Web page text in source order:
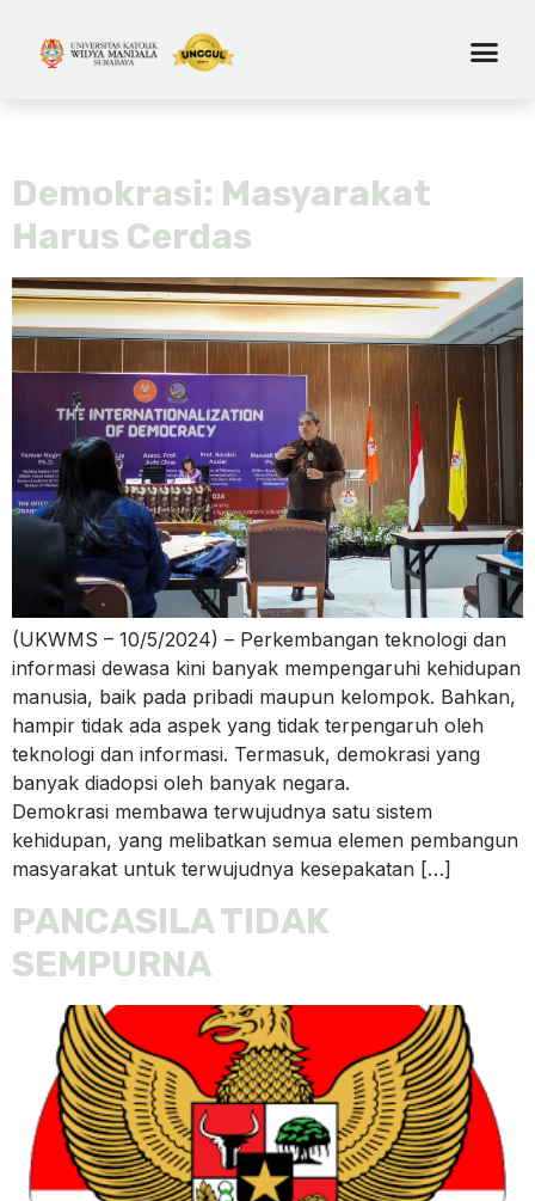
Demokrasi: Masyarakat
Harus Cerdas
(UKWMS – 10/5/2024) – Perkembangan teknologi dan
informasi dewasa kini banyak mempengaruhi kehidupan
manusia, baik pada pribadi maupun kelompok. Bahkan,
hampir tidak ada aspek yang tidak terpengaruh oleh
teknologi dan informasi. Termasuk, demokrasi yang
banyak diadopsi oleh banyak negara.
Demokrasi membawa terwujudnya satu sistem
kehidupan, yang melibatkan semua elemen pembangun
masyarakat untuk terwujudnya kesepakatan […]
PANCASILA TIDAK
SEMPURNA